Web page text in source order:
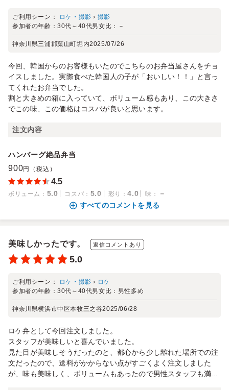
ご利用シーン： ロケ・撮影 › 撮影
参加者の年齢：30代～40代男女比： －
神奈川県三浦郡葉山町堀内2025/07/26
今回、韓国からのお客様もいたのでこちらのお弁当屋さんをチョ
イスしました。実際食べた韓国人の子が「おいしい！！」と言っ
てくれたお弁当でした。
割と大きめの箱に入っていて、ボリューム感もあり、この大きさ
でこの味、この価格はコスパが良いと思います。
注文内容
ハンバーグ絶品弁当
900円（税込）
4.5
ボリューム ： 5.0 コスパ ： 5.0 彩り ：4.0 味 ：
－
すべてのコメントを見る
美味しかったです。 返信コメントあり
5.0
ご利用シーン： ロケ・撮影 › ロケ
参加者の年齢：30代～40代男女比： 男性多め
神奈川県横浜市中区本牧三之谷2025/06/28
ロケ弁として今回注文しました。
スタッフが美味しいと喜んでいました。
見た目が美味しそうだったのと、都心から少し離れた場所での注
文だったので、送料がかからない点がすごくよく注文しました
が、味も美味しく、ボリュームもあったので男性スタッフも満...